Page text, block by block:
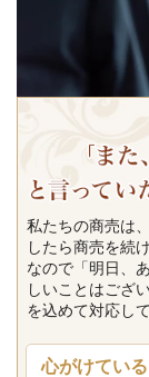
私たちの商売は
したら商売を続
なので「明日、
しいことはござ
を込めて対応し
心がけてい